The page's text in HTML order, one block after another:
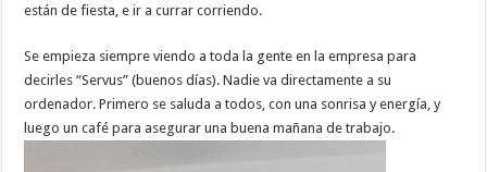
están de fiesta, e ir a currar corriendo.
Se empieza siempre viendo a toda la gente en la empresa para
decirles “Servus” (buenos días). Nadie va directamente a su
ordenador. Primero se saluda a todos, con una sonrisa y energía, y
luego un café para asegurar una buena mañana de trabajo.